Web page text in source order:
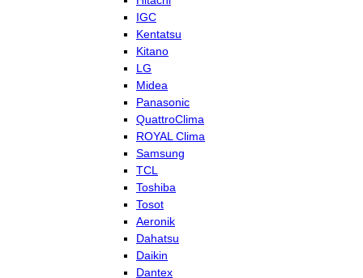
IGC
Kentatsu
Kitano
LG
Midea
Panasonic
QuattroClima
ROYAL Clima
Samsung
TCL
Toshiba
Tosot
Aeronik
Dahatsu
Daikin
Dantex